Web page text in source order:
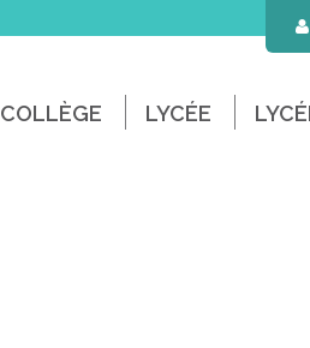
COLLÈGE LYCÉE